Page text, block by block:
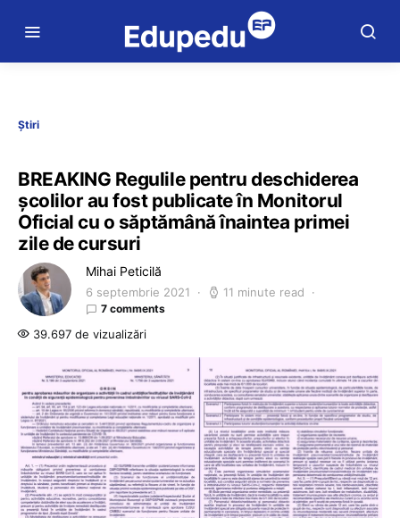
Știri
BREAKING Regulile pentru deschiderea
școlilor au fost publicate în Monitorul
Oficial cu o săptămână înaintea primei
zile de cursuri
Mihai Peticilă
6 septembrie 2021 11 minute read
7 comments
39.697 de vizualizări